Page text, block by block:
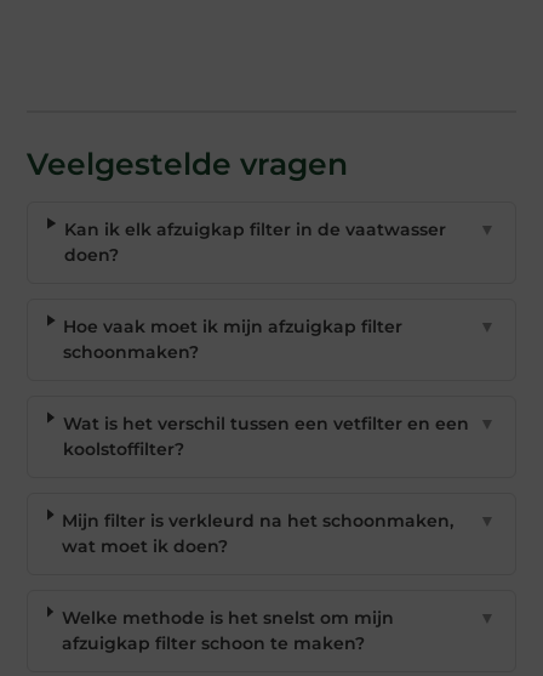
Veelgestelde vragen
Kan ik elk afzuigkap filter in de vaatwasser
doen?
▼
Hoe vaak moet ik mijn afzuigkap filter
schoonmaken?
▼
Wat is het verschil tussen een vetfilter en een
koolstoffilter?
▼
Mijn filter is verkleurd na het schoonmaken,
wat moet ik doen?
▼
Welke methode is het snelst om mijn
afzuigkap filter schoon te maken?
▼